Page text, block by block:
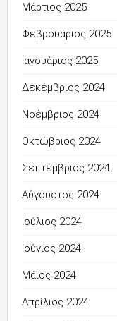
Μάρτιος 2025
Φεβρουάριος 2025
Ιανουάριος 2025
Δεκέμβριος 2024
Νοέμβριος 2024
Οκτώβριος 2024
Σεπτέμβριος 2024
Αύγουστος 2024
Ιούλιος 2024
Ιούνιος 2024
Μάιος 2024
Απρίλιος 2024